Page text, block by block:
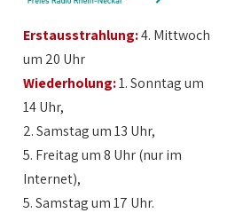
Erstausstrahlung:4. Mittwoch
um 20 Uhr
Wiederholung:1. Sonntag um
14 Uhr,
2. Samstag um 13 Uhr,
5. Freitag um 8 Uhr (nur im
Internet),
5. Samstag um 17 Uhr.
2:00
3:00
5:00